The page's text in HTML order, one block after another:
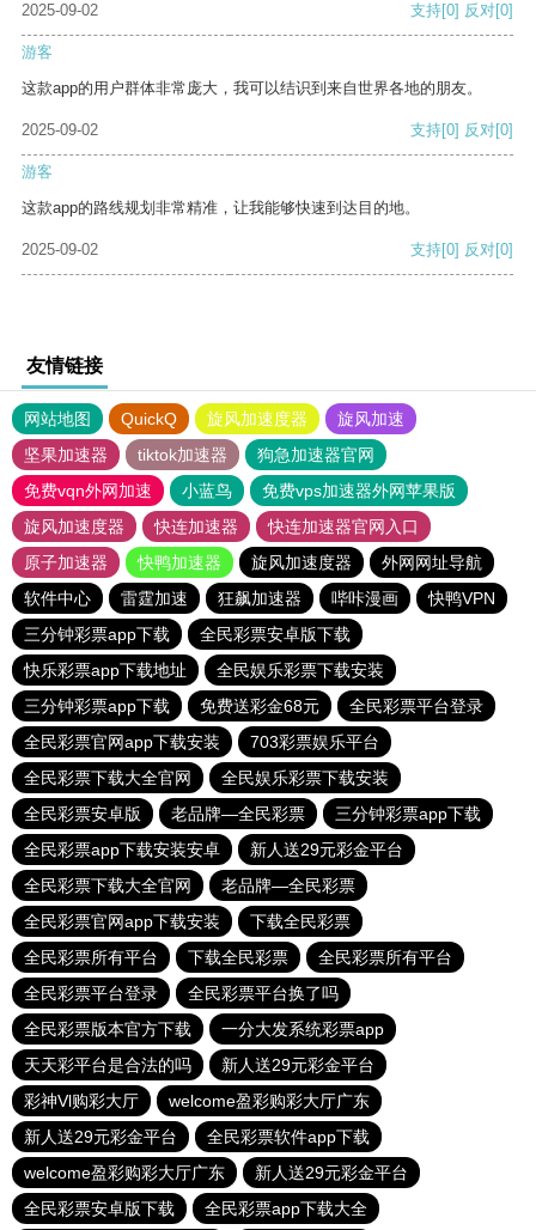
2025-09-02 支持[0] 反对[0]
游客
这款app的用户群体非常庞大，我可以结识到来自世界各地的朋友。
2025-09-02 支持[0] 反对[0]
游客
这款app的路线规划非常精准，让我能够快速到达目的地。
2025-09-02 支持[0] 反对[0]
友情链接
网站地图 QuickQ 旋风加速度器
旋风加速
坚果加速器
tiktok加速器
狗急加速器官网
免费vqn外网加速
小蓝鸟
免费vps加速器外网苹果版
旋风加速度器
快连加速器
快连加速器官网入口
原子加速器
快鸭加速器 旋风加速度器
外网网址导航
软件中心
雷霆加速 狂飙加速器 哔咔漫画
快鸭VPN
三分钟彩票app下载
全民彩票安卓版下载
快乐彩票app下载地址
全民娱乐彩票下载安装
三分钟彩票app下载
免费送彩金68元
全民彩票平台登录
全民彩票官网app下载安装
703彩票娱乐平台
全民彩票下载大全官网
全民娱乐彩票下载安装
全民彩票安卓版
老品牌—全民彩票
三分钟彩票app下载
全民彩票app下载安装安卓
新人送29元彩金平台
全民彩票下载大全官网
老品牌—全民彩票
全民彩票官网app下载安装
下载全民彩票
全民彩票所有平台
下载全民彩票
全民彩票所有平台
全民彩票平台登录
全民彩票平台换了吗
全民彩票版本官方下载
一分大发系统彩票app
天天彩平台是合法的吗
新人送29元彩金平台
彩神Vl购彩大厅
welcome盈彩购彩大厅广东
新人送29元彩金平台
全民彩票软件app下载
welcome盈彩购彩大厅广东
新人送29元彩金平台
全民彩票安卓版下载
全民彩票app下载大全